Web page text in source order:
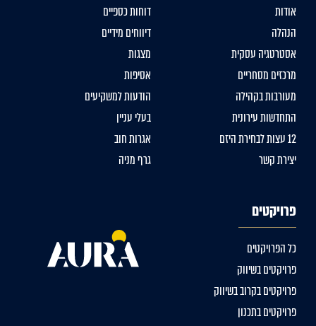
אודות
הנהלה
אסטרטגיה עסקית
מרכזים מסחריים
מעורבות בקהילה
התחדשות עירונית
12 עצות לבחירת היזם
יצירת קשר
דוחות כספיים
דיווחים מידיים
מצגות
אסיפות
הודעות למשקיעים
בעלי עניין
אגרות חוב
גרף מניה
פרויקטים
כל הפרויקטים
פרויקטים בשיווק
פרויקטים בקרוב בשיווק
פרויקטים בתכנון